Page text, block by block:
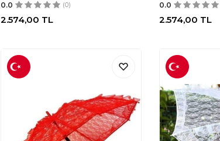
0.0 (0)
2.574,00 TL
0.0
2.574,00 TL